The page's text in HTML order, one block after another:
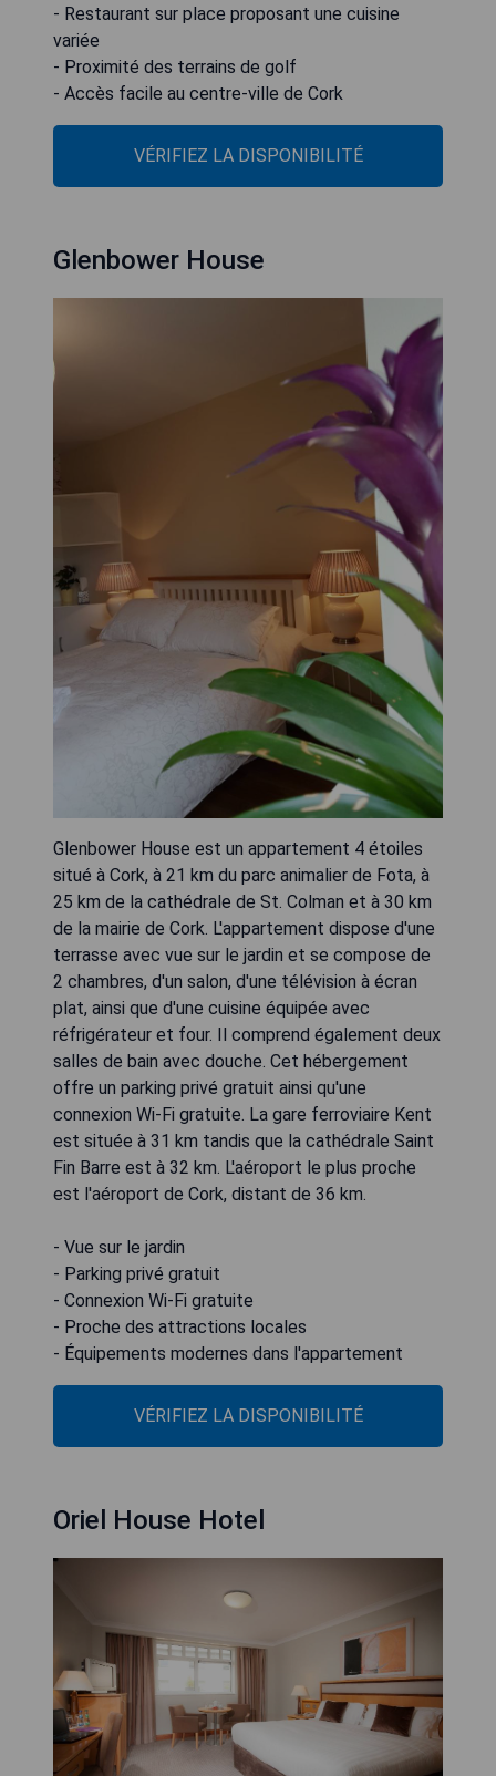
- Restaurant sur place proposant une cuisine
variée
- Proximité des terrains de golf
- Accès facile au centre-ville de Cork
VÉRIFIEZ LA DISPONIBILITÉ
Glenbower House
Glenbower House est un appartement 4 étoiles
situé à Cork, à 21 km du parc animalier de Fota, à
25 km de la cathédrale de St. Colman et à 30 km
de la mairie de Cork. L'appartement dispose d'une
terrasse avec vue sur le jardin et se compose de
2 chambres, d'un salon, d'une télévision à écran
plat, ainsi que d'une cuisine équipée avec
réfrigérateur et four. Il comprend également deux
salles de bain avec douche. Cet hébergement
offre un parking privé gratuit ainsi qu'une
connexion Wi-Fi gratuite. La gare ferroviaire Kent
est située à 31 km tandis que la cathédrale Saint
Fin Barre est à 32 km. L'aéroport le plus proche
est l'aéroport de Cork, distant de 36 km.
- Vue sur le jardin
- Parking privé gratuit
- Connexion Wi-Fi gratuite
- Proche des attractions locales
- Équipements modernes dans l'appartement
VÉRIFIEZ LA DISPONIBILITÉ
Oriel House Hotel